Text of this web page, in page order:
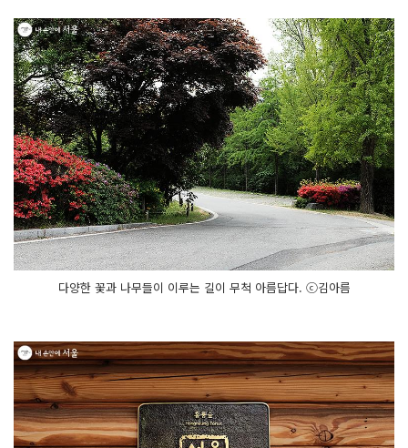
다양한 꽃과 나무들이 이루는 길이 무척 아름답다. ⓒ김아름